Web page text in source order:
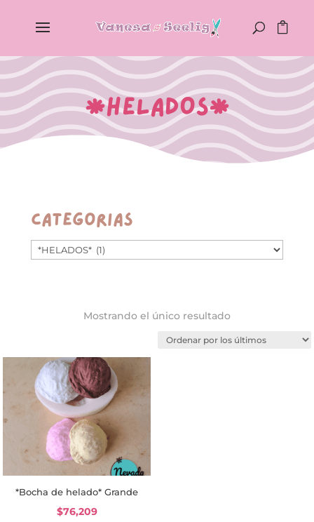
*HELADOS*
Categorías
Mostrando el único resultado
*Bocha de helado* Grande
$76,209